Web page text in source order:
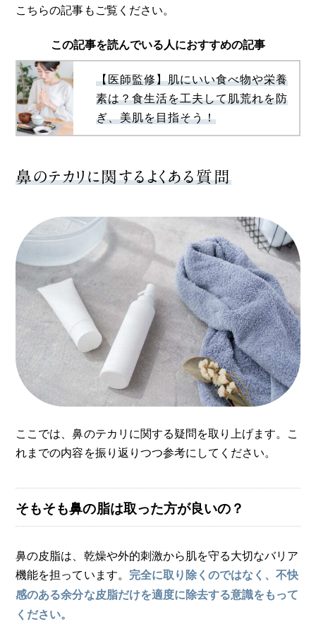
こちらの記事もご覧ください。
この記事を読んでいる人におすすめの記事
【医師監修】肌にいい食べ物や栄養
素は？食生活を工夫して肌荒れを防
ぎ、美肌を目指そう！
鼻のテカリに関するよくある質問
ここでは、鼻のテカリに関する疑問を取り上げます。こ
れまでの内容を振り返りつつ参考にしてください。
そもそも鼻の脂は取った方が良いの？
鼻の皮脂は、乾燥や外的刺激から肌を守る大切なバリア
機能を担っています。 完全に取り除くのではなく、不快
感のある余分な皮脂だけを適度に除去する意識をもって
ください。